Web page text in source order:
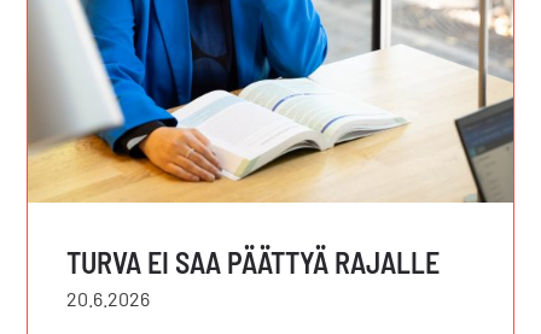
TURVA EI SAA PÄÄTTYÄ RAJALLE
20.6.2026